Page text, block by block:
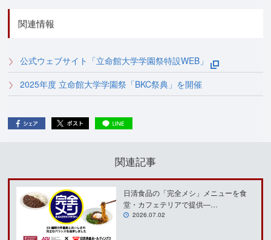
関連情報
公式ウェブサイト「立命館大学学園祭特設WEB」
2025年度 立命館大学学園祭「BKC祭典」を開催
関連記事
日清食品の「完全メシ」メニューを食
堂・カフェテリアで提供―…
2026.07.02